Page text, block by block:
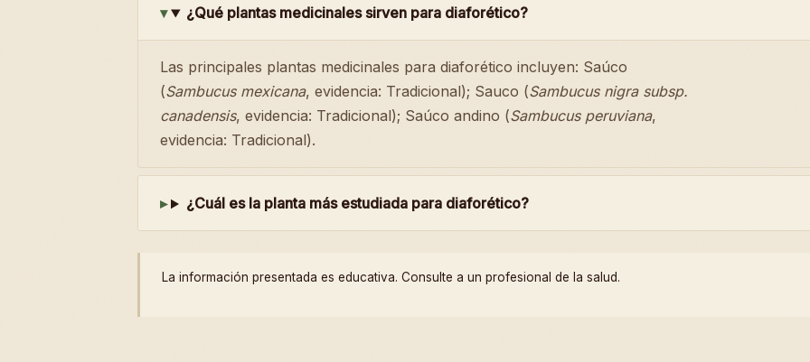
¿Qué plantas medicinales sirven para diaforético?
Las principales plantas medicinales para diaforético incluyen: Saúco
(Sambucus mexicana, evidencia: Tradicional); Sauco (Sambucus nigra subsp.
canadensis, evidencia: Tradicional); Saúco andino (Sambucus peruviana,
evidencia: Tradicional).
¿Cuál es la planta más estudiada para diaforético?
La información presentada es educativa. Consulte a un profesional de la salud.